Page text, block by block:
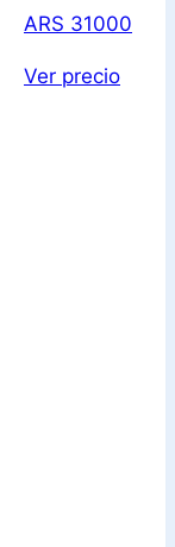
ARS 31000
Ver precio